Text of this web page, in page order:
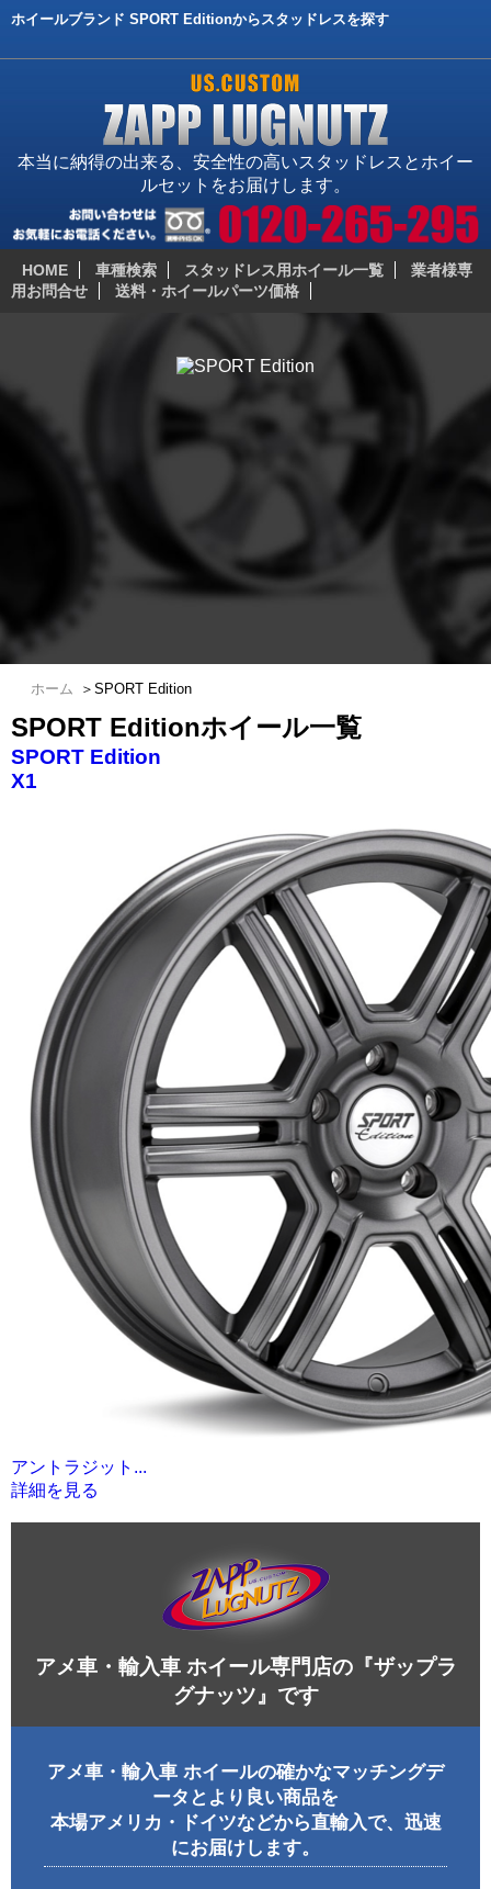
ホイールブランド SPORT Editionからスタッドレスを探す
本当に納得の出来る、安全性の高いスタッドレスとホイー
ルセットをお届けします。
HOME 車種検索 スタッドレス用ホイール一覧
業者様専
用お問合せ
送料・ホイールパーツ価格
ホーム ＞ SPORT Edition
SPORT Editionホイール一覧
SPORT Edition
X1
アントラジット...
詳細を見る
アメ車・輸入車 ホイール専門店の『ザップラ
グナッツ』です
アメ車・輸入車 ホイールの確かなマッチングデ
ータとより良い商品を
本場アメリカ・ドイツなどから直輸入で、迅速
にお届けします。